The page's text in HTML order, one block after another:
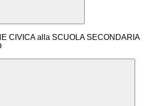
CIVICA alla SCUOLA SECONDARIA